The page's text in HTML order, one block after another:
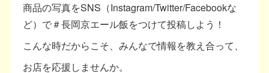
商品の写真をSNS（Instagram/Twitter/Facebookな
ど）で＃長岡京エール飯をつけて投稿しよう！
こんな時だからこそ、みんなで情報を教え合って、
お店を応援しませんか。